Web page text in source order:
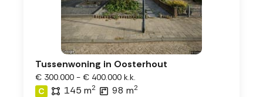
Tussenwoning in Oosterhout
€ 300.000 - € 400.000 k.k.
C
145 m2 98 m2